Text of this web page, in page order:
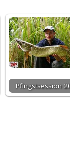
Pfingstsession